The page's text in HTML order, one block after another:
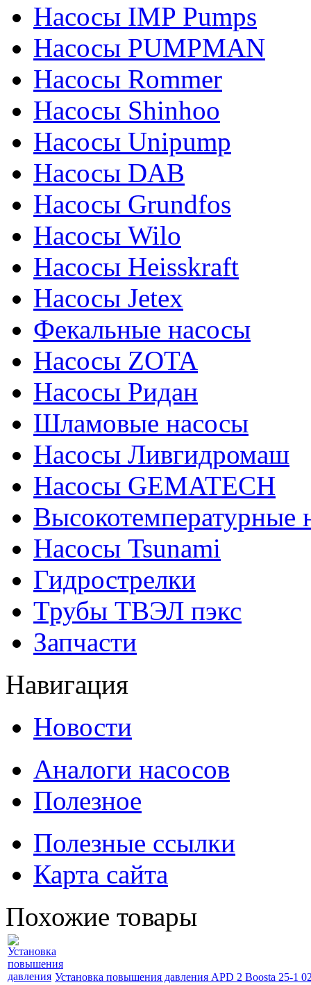
Насосы IMP Pumps
Насосы PUMPMAN
Насосы Rommer
Насосы Shinhoo
Насосы Unipump
Насосы DAB
Насосы Grundfos
Насосы Wilo
Насосы Heisskraft
Насосы Jetex
Фекальные насосы
Насосы ZOTA
Насосы Ридан
Шламовые насосы
Насосы Ливгидромаш
Насосы GEMATECH
Высокотемпературные
Насосы Tsunami
Гидрострелки
Трубы ТВЭЛ пэкс
Запчасти
Навигация
Новости
Аналоги насосов
Полезное
Полезные ссылки
Карта сайта
Похожие товары
Установка повышения давления APD 2 Boosta 25-1